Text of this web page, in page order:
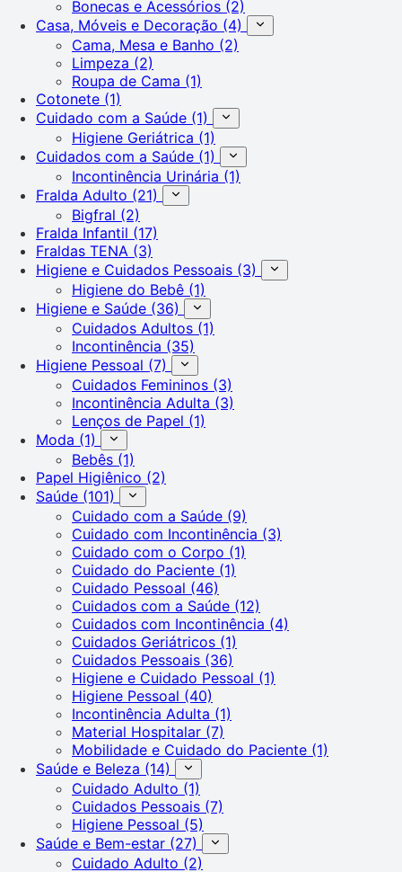
Bonecas e Acessórios (2)
Casa, Móveis e Decoração (4)
Cama, Mesa e Banho (2)
Limpeza (2)
Roupa de Cama (1)
Cotonete (1)
Cuidado com a Saúde (1)
Higiene Geriátrica (1)
Cuidados com a Saúde (1)
Incontinência Urinária (1)
Fralda Adulto (21)
Bigfral (2)
Fralda Infantil (17)
Fraldas TENA (3)
Higiene e Cuidados Pessoais (3)
Higiene do Bebê (1)
Higiene e Saúde (36)
Cuidados Adultos (1)
Incontinência (35)
Higiene Pessoal (7)
Cuidados Femininos (3)
Incontinência Adulta (3)
Lenços de Papel (1)
Moda (1)
Bebês (1)
Papel Higiênico (2)
Saúde (101)
Cuidado com a Saúde (9)
Cuidado com Incontinência (3)
Cuidado com o Corpo (1)
Cuidado do Paciente (1)
Cuidado Pessoal (46)
Cuidados com a Saúde (12)
Cuidados com Incontinência (4)
Cuidados Geriátricos (1)
Cuidados Pessoais (36)
Higiene e Cuidado Pessoal (1)
Higiene Pessoal (40)
Incontinência Adulta (1)
Material Hospitalar (7)
Mobilidade e Cuidado do Paciente (1)
Saúde e Beleza (14)
Cuidado Adulto (1)
Cuidados Pessoais (7)
Higiene Pessoal (5)
Saúde e Bem-estar (27)
Cuidado Adulto (2)